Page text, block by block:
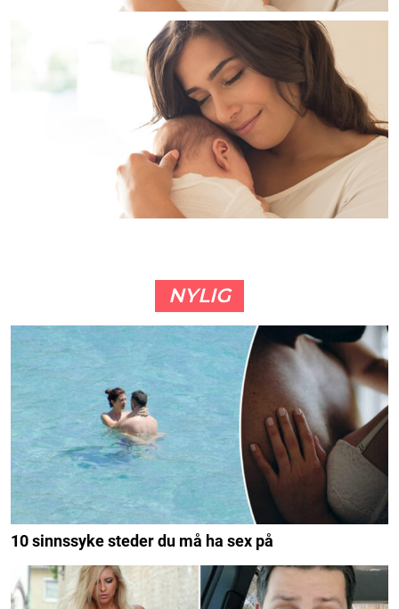
NYLIG
10 sinnssyke steder du må ha sex på